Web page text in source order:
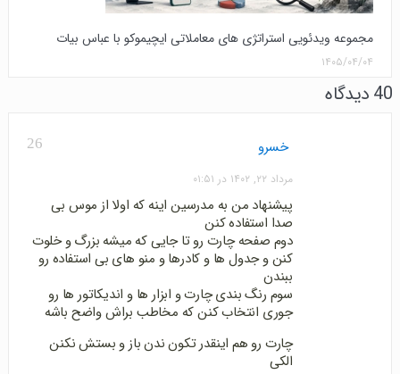
مجموعه ویدئویی استراتژی های معاملاتی ایچیموکو با عباس بیات
۱۴۰۵/۰۴/۰۴
40 دیدگاه
26 خسرو
مرداد ۲۲, ۱۴۰۲ در ۰۱:۵۱
پیشنهاد من به مدرسین اینه که اولا از موس بی
صدا استفاده کنن
دوم صفحه چارت رو تا جایی که میشه بزرگ و خلوت
کنن و جدول ها و کادرها و منو های بی استفاده رو
ببندن
سوم رنگ بندی چارت و ابزار ها و اندیکاتور ها رو
جوری انتخاب کنن که مخاطب براش واضح باشه
چارت رو هم اینقدر تکون ندن باز و بستش نکنن
الکی